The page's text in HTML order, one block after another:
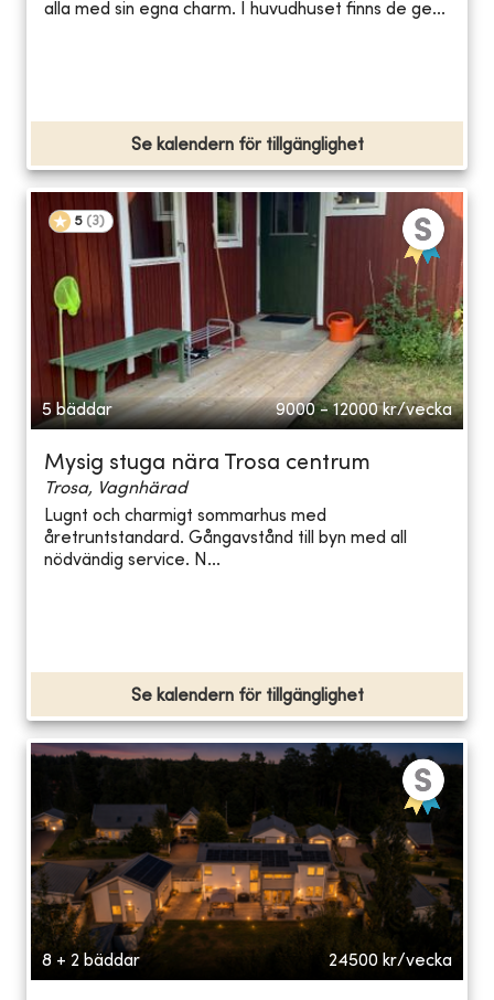
alla med sin egna charm. I huvudhuset finns de ge...
Se kalendern för tillgänglighet
5 (3)
5 bäddar 9000 - 12000 kr/vecka
Mysig stuga nära Trosa centrum
Trosa, Vagnhärad
Lugnt och charmigt sommarhus med
åretruntstandard. Gångavstånd till byn med all
nödvändig service. N...
Se kalendern för tillgänglighet
8 + 2 bäddar 24500 kr/vecka